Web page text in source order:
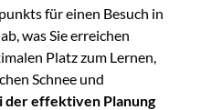
für einen Besuch in
was Sie erreichen
Platz zum Lernen,
Schnee und
der effektiven Planung